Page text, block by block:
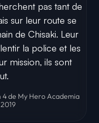
pas tant de
sur leur route se
de Chisaki. Leur
la police et les
mission, ils sont
4 de My Hero Academia